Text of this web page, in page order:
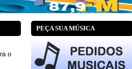
o
PEÇA SUA MÚSICA